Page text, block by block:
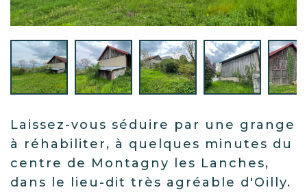
Laissez-vous séduire par une grange
à réhabiliter, à quelques minutes du
centre de Montagny les Lanches,
dans le lieu-dit très agréable d'Oilly.